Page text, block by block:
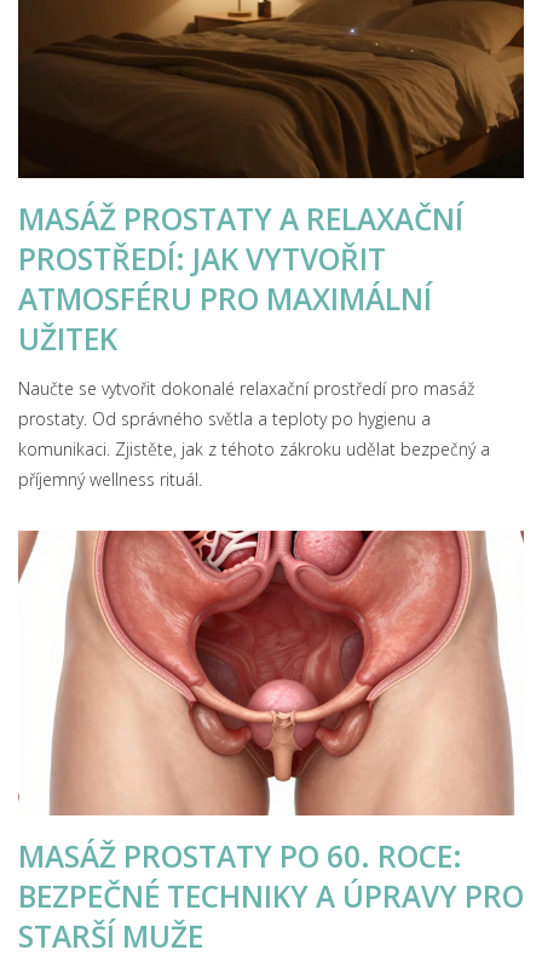
MASÁŽ PROSTATY A RELAXAČNÍ
PROSTŘEDÍ: JAK VYTVOŘIT
ATMOSFÉRU PRO MAXIMÁLNÍ
UŽITEK
Naučte se vytvořit dokonalé relaxační prostředí pro masáž
prostaty. Od správného světla a teploty po hygienu a
komunikaci. Zjistěte, jak z téhoto zákroku udělat bezpečný a
příjemný wellness rituál.
MASÁŽ PROSTATY PO 60. ROCE:
BEZPEČNÉ TECHNIKY A ÚPRAVY PRO
STARŠÍ MUŽE